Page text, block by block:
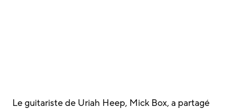
Le guitariste de Uriah Heep, Mick Box, a partagé